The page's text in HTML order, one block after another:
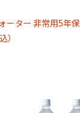
ーター 非常用5年